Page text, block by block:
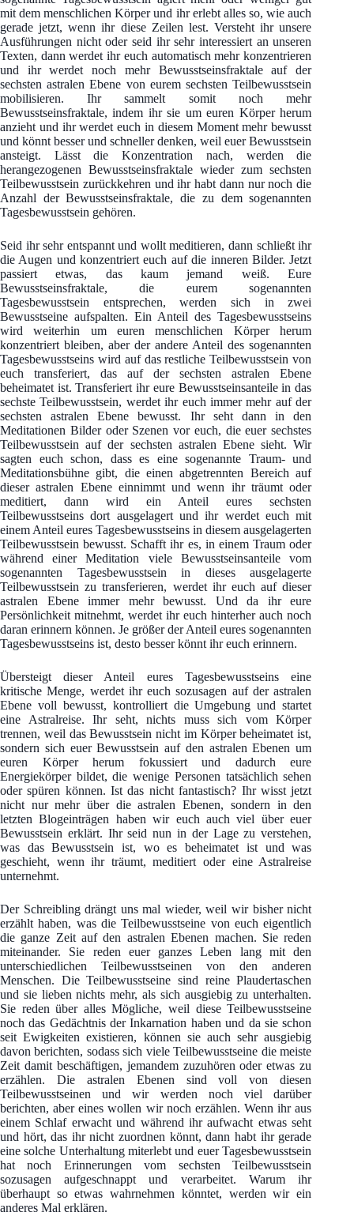
mit dem menschlichen Körper und ihr erlebt alles so, wie auch
gerade jetzt, wenn ihr diese Zeilen lest. Versteht ihr unsere
Ausführungen nicht oder seid ihr sehr interessiert an unseren
Texten, dann werdet ihr euch automatisch mehr konzentrieren
und ihr werdet noch mehr Bewusstseinsfraktale auf der
sechsten astralen Ebene von eurem sechsten Teilbewusstsein
mobilisieren. Ihr sammelt somit noch mehr
Bewusstseinsfraktale, indem ihr sie um euren Körper herum
anzieht und ihr werdet euch in diesem Moment mehr bewusst
und könnt besser und schneller denken, weil euer Bewusstsein
ansteigt. Lässt die Konzentration nach, werden die
herangezogenen Bewusstseinsfraktale wieder zum sechsten
Teilbewusstsein zurückkehren und ihr habt dann nur noch die
Anzahl der Bewusstseinsfraktale, die zu dem sogenannten
Tagesbewusstsein gehören.
Seid ihr sehr entspannt und wollt meditieren, dann schließt ihr
die Augen und konzentriert euch auf die inneren Bilder. Jetzt
passiert etwas, das kaum jemand weiß. Eure
Bewusstseinsfraktale, die eurem sogenannten
Tagesbewusstsein entsprechen, werden sich in zwei
Bewusstseine aufspalten. Ein Anteil des Tagesbewusstseins
wird weiterhin um euren menschlichen Körper herum
konzentriert bleiben, aber der andere Anteil des sogenannten
Tagesbewusstseins wird auf das restliche Teilbewusstsein von
euch transferiert, das auf der sechsten astralen Ebene
beheimatet ist. Transferiert ihr eure Bewusstseinsanteile in das
sechste Teilbewusstsein, werdet ihr euch immer mehr auf der
sechsten astralen Ebene bewusst. Ihr seht dann in den
Meditationen Bilder oder Szenen vor euch, die euer sechstes
Teilbewusstsein auf der sechsten astralen Ebene sieht. Wir
sagten euch schon, dass es eine sogenannte Traum- und
Meditationsbühne gibt, die einen abgetrennten Bereich auf
dieser astralen Ebene einnimmt und wenn ihr träumt oder
meditiert, dann wird ein Anteil eures sechsten
Teilbewusstseins dort ausgelagert und ihr werdet euch mit
einem Anteil eures Tagesbewusstseins in diesem ausgelagerten
Teilbewusstsein bewusst. Schafft ihr es, in einem Traum oder
während einer Meditation viele Bewusstseinsanteile vom
sogenannten Tagesbewusstsein in dieses ausgelagerte
Teilbewusstsein zu transferieren, werdet ihr euch auf dieser
astralen Ebene immer mehr bewusst. Und da ihr eure
Persönlichkeit mitnehmt, werdet ihr euch hinterher auch noch
daran erinnern können. Je größer der Anteil eures sogenannten
Tagesbewusstseins ist, desto besser könnt ihr euch erinnern.
Übersteigt dieser Anteil eures Tagesbewusstseins eine
kritische Menge, werdet ihr euch sozusagen auf der astralen
Ebene voll bewusst, kontrolliert die Umgebung und startet
eine Astralreise. Ihr seht, nichts muss sich vom Körper
trennen, weil das Bewusstsein nicht im Körper beheimatet ist,
sondern sich euer Bewusstsein auf den astralen Ebenen um
euren Körper herum fokussiert und dadurch eure
Energiekörper bildet, die wenige Personen tatsächlich sehen
oder spüren können. Ist das nicht fantastisch? Ihr wisst jetzt
nicht nur mehr über die astralen Ebenen, sondern in den
letzten Blogeinträgen haben wir euch auch viel über euer
Bewusstsein erklärt. Ihr seid nun in der Lage zu verstehen,
was das Bewusstsein ist, wo es beheimatet ist und was
geschieht, wenn ihr träumt, meditiert oder eine Astralreise
unternehmt.
Der Schreibling drängt uns mal wieder, weil wir bisher nicht
erzählt haben, was die Teilbewusstseine von euch eigentlich
die ganze Zeit auf den astralen Ebenen machen. Sie reden
miteinander. Sie reden euer ganzes Leben lang mit den
unterschiedlichen Teilbewusstseinen von den anderen
Menschen. Die Teilbewusstseine sind reine Plaudertaschen
und sie lieben nichts mehr, als sich ausgiebig zu unterhalten.
Sie reden über alles Mögliche, weil diese Teilbewusstseine
noch das Gedächtnis der Inkarnation haben und da sie schon
seit Ewigkeiten existieren, können sie auch sehr ausgiebig
davon berichten, sodass sich viele Teilbewusstseine die meiste
Zeit damit beschäftigen, jemandem zuzuhören oder etwas zu
erzählen. Die astralen Ebenen sind voll von diesen
Teilbewusstseinen und wir werden noch viel darüber
berichten, aber eines wollen wir noch erzählen. Wenn ihr aus
einem Schlaf erwacht und während ihr aufwacht etwas seht
und hört, das ihr nicht zuordnen könnt, dann habt ihr gerade
eine solche Unterhaltung miterlebt und euer Tagesbewusstsein
hat noch Erinnerungen vom sechsten Teilbewusstsein
sozusagen aufgeschnappt und verarbeitet. Warum ihr
überhaupt so etwas wahrnehmen könntet, werden wir ein
anderes Mal erklären.